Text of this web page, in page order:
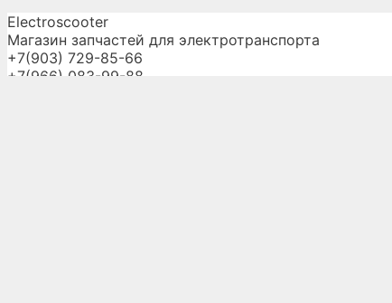
Electroscooter
Магазин запчастей для электротранспорта
+7(903) 729-85-66
+7(966) 083-99-88